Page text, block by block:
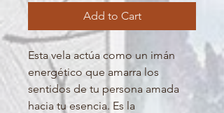
Add to Cart
Esta vela actúa como un imán
energético que amarra los
sentidos de tu persona amada
hacia tu esencia. Es la